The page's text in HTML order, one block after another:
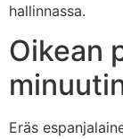
hallinnassa.
Oikean
Eräs